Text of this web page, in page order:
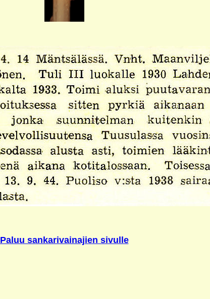
Paluu sankarivainajien sivulle